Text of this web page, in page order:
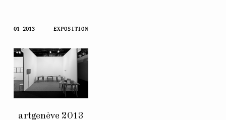
01 2013 EXPOSITION
artgenève 2013